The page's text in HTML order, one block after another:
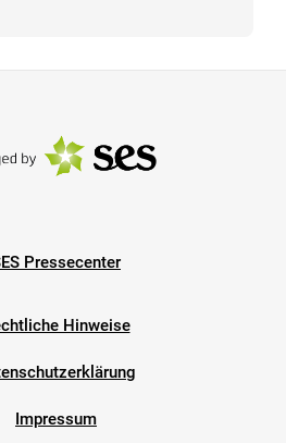
Pressecenter
Hinweise
Impressum